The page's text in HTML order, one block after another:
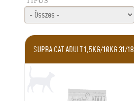
SUPRA CAT ADULT 1,5KG/10KG 31/18